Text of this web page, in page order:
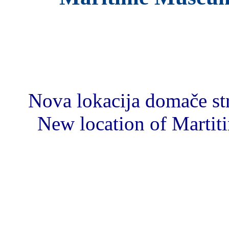
Nova lokacija domače
New location of